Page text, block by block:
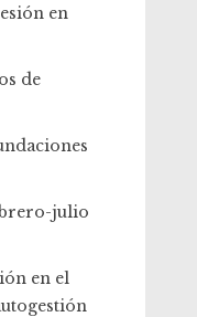
en
de
julio
en el